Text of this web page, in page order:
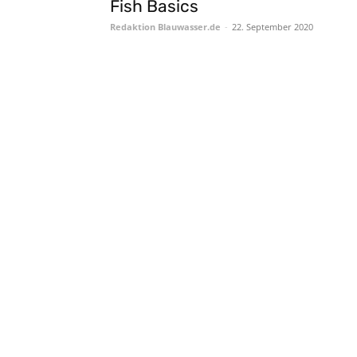
Fish Basics
Redaktion Blauwasser.de - 22. September 2020